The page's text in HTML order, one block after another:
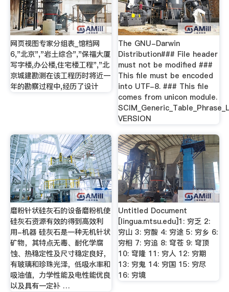
网页视图专家分组表_馆档网
6,"北京","岩土综合","保福大厦
写字楼,办公楼,住宅楼工程","北
京城建勘测在该工程历时将近一
年的勘察过程中,经历了设计
The GNU-Darwin
Distribution### File header
must not be modified ###
This file must be encoded
into UTF-8. ### This file
comes from unicon module.
VERSION
磨粉针状硅灰石的设备磨粉机使
硅灰石资源有效的得到高效利
用-机器 硅灰石是一种无机针状
矿物，其特点无毒、耐化学腐
蚀、热稳定性及尺寸稳定良好，
有玻璃和珍珠光泽，低吸水率和
吸油值，力学性能及电性能优良
以及具有一定补 …
Untitled Document
[lingua.mtsu.edu]1: 穷乏 2:
穷山 3: 穷酸 4: 穷途 5: 穷乡 6:
穷相 7: 穷追 8: 穹苍 9: 穹顶
10: 穹隆 11: 穷人 12: 穷期
13: 穷鬼 14: 穷国 15: 穷尽
16: 穷境